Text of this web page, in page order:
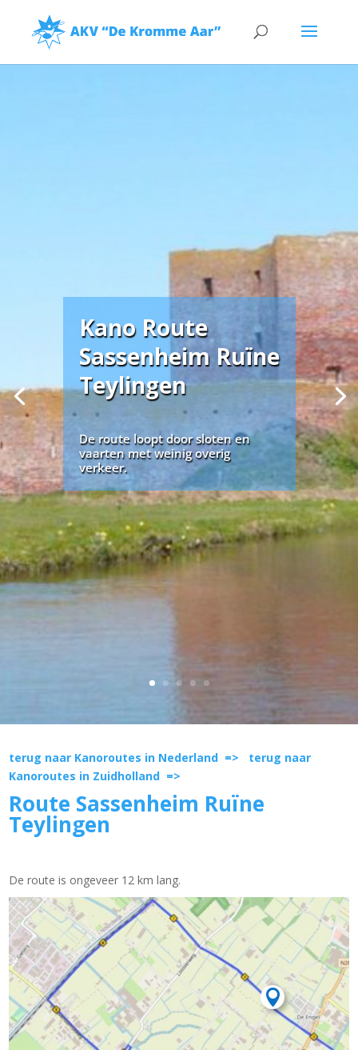
Kano Route
Sassenheim Ruïne
Teylingen
De route loopt door sloten en
vaarten met weinig overig
verkeer.
terug naar Kanoroutes in Nederland =>
terug naar
Kanoroutes in Zuidholland =>
Route Sassenheim Ruïne
Teylingen
De route is ongeveer 12 km lang.
